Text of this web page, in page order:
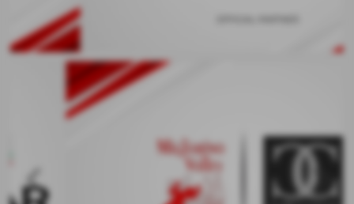
keyboard_arrow_left keyboard_arrow_right